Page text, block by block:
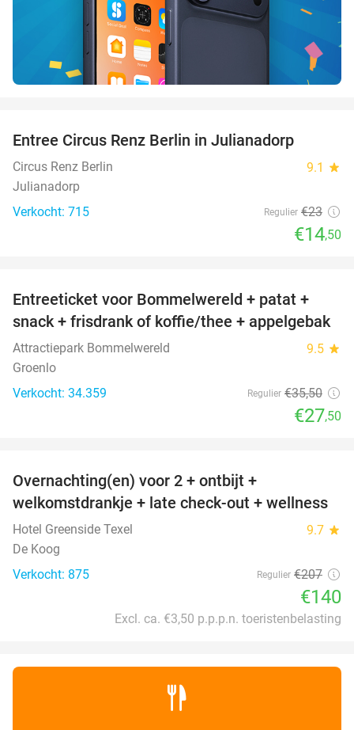
Entree Circus Renz Berlin in Julianadorp
Circus Renz Berlin 9.1 star
Julianadorp
Verkocht: 715
Regulier €23
€14,50
23%
Entreeticket voor Bommelwereld + patat +
snack + frisdrank of koffie/thee + appelgebak
Attractiepark Bommelwereld 9.5 star
Groenlo
Verkocht: 34.359
Regulier €35,50
€27,50
Overnachting(en) voor 2 + ontbijt +
welkomstdrankje + late check-out + wellness
Hotel Greenside Texel 9.7 star
De Koog
Verkocht: 875
Regulier €207
€140
Excl. ca. €3,50 p.p.p.n. toeristenbelasting